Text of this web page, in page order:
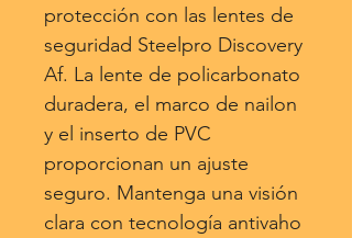
protección con las lentes de
seguridad Steelpro Discovery
Af. La lente de policarbonato
duradera, el marco de nailon
y el inserto de PVC
proporcionan un ajuste
seguro. Mantenga una visión
clara con tecnología antivaho